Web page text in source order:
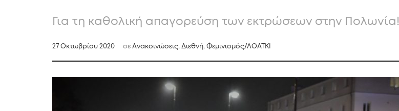
Για τη καθολική απαγορεύση των εκτρώσεων στην Πολωνία!
27 Οκτωβρίου 2020 σε Ανακοινώσεις, Διεθνή, Φεμινισμός/ΛΟΑΤΚΙ